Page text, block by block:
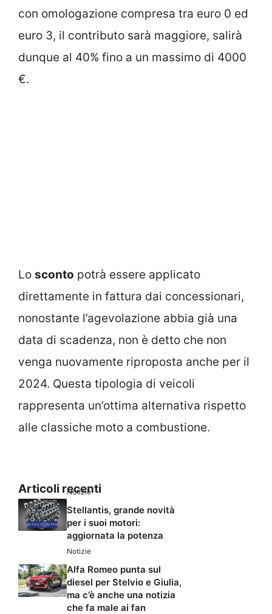
con omologazione compresa tra euro 0 ed
euro 3, il contributo sarà maggiore, salirà
dunque al 40% fino a un massimo di 4000
€.
Lo sconto potrà essere applicato
direttamente in fattura dai concessionari,
nonostante l’agevolazione abbia già una
data di scadenza, non è detto che non
venga nuovamente riproposta anche per il
2024. Questa tipologia di veicoli
rappresenta un’ottima alternativa rispetto
alle classiche moto a combustione.
Articoli recenti
Notizie
Stellantis, grande novità
per i suoi motori:
aggiornata la potenza
Notizie
Alfa Romeo punta sul
diesel per Stelvio e Giulia,
ma c’è anche una notizia
che fa male ai fan